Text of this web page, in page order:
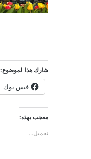
شارك هذا الموضوع:
فيس بوك
معجب بهذه:
تحميل...